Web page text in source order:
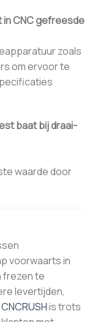
in CNC gefreesde
zoals
om ervoor te
baat bij draai-
waarde door
voorwaarts in
frezen te
levertijden,
CNCRUSHis trots